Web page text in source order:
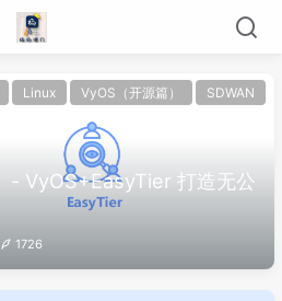
Linux VyOS（开源篇） SDWAN
- VyOS+EasyTier 打造无公
1726